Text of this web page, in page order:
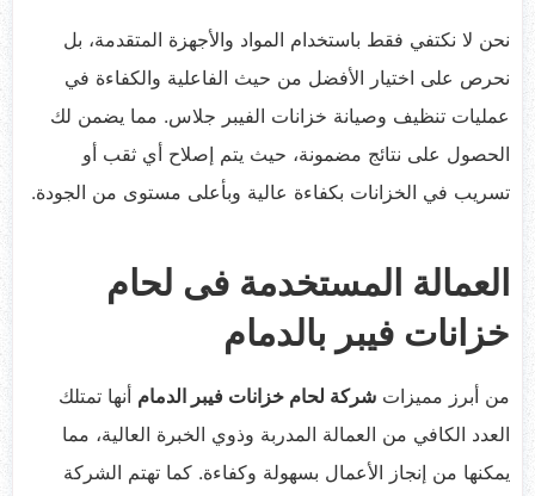
نحن لا نكتفي فقط باستخدام المواد والأجهزة المتقدمة، بل
نحرص على اختيار الأفضل من حيث الفاعلية والكفاءة في
عمليات تنظيف وصيانة خزانات الفيبر جلاس. مما يضمن لك
الحصول على نتائج مضمونة، حيث يتم إصلاح أي ثقب أو
تسريب في الخزانات بكفاءة عالية وبأعلى مستوى من الجودة.
العمالة المستخدمة فى لحام
خزانات فيبر بالدمام
من أبرز مميزات شركة لحام خزانات فيبر الدمام أنها تمتلك
العدد الكافي من العمالة المدربة وذوي الخبرة العالية، مما
يمكنها من إنجاز الأعمال بسهولة وكفاءة. كما تهتم الشركة